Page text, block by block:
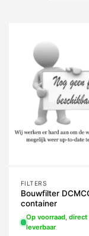
FILTERS
Bouwfilter
container
Op voorraad, direct
leverbaar